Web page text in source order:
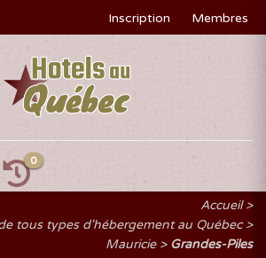
Inscription Membres
0
Accueil
tous types d'hébergement au Québec
Mauricie
Grandes-Piles